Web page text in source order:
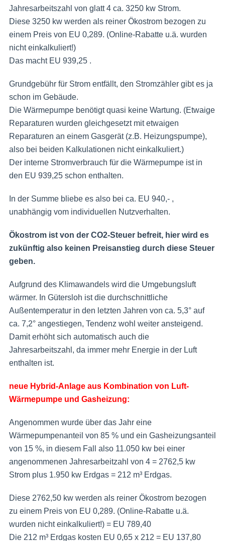
Jahresarbeitszahl von glatt 4 ca. 3250 kw Strom.
Diese 3250 kw werden als reiner Ökostrom bezogen zu
einem Preis von EU 0,289. (Online-Rabatte u.ä. wurden
nicht einkalkuliert!)
Das macht EU 939,25 .
Grundgebühr für Strom entfällt, den Stromzähler gibt es ja
schon im Gebäude.
Die Wärmepumpe benötigt quasi keine Wartung. (Etwaige
Reparaturen wurden gleichgesetzt mit etwaigen
Reparaturen an einem Gasgerät (z.B. Heizungspumpe),
also bei beiden Kalkulationen nicht einkalkuliert.)
Der interne Stromverbrauch für die Wärmepumpe ist in
den EU 939,25 schon enthalten.
In der Summe bliebe es also bei ca. EU 940,- ,
unabhängig vom individuellen Nutzverhalten.
Ökostrom ist von der CO2-Steuer befreit, hier wird es
zukünftig also keinen Preisanstieg durch diese Steuer
geben.
Aufgrund des Klimawandels wird die Umgebungsluft
wärmer. In Gütersloh ist die durchschnittliche
Außentemperatur in den letzten Jahren von ca. 5,3° auf
ca. 7,2° angestiegen, Tendenz wohl weiter ansteigend.
Damit erhöht sich automatisch auch die
Jahresarbeitszahl, da immer mehr Energie in der Luft
enthalten ist.
neue Hybrid-Anlage aus Kombination von Luft-
Wärmepumpe und Gasheizung:
Angenommen wurde über das Jahr eine
Wärmepumpenanteil von 85 % und ein Gasheizungsanteil
von 15 %, in diesem Fall also 11.050 kw bei einer
angenommenen Jahresarbeitzahl von 4 = 2762,5 kw
Strom plus 1.950 kw Erdgas = 212 m³ Erdgas.
Diese 2762,50 kw werden als reiner Ökostrom bezogen
zu einem Preis von EU 0,289. (Online-Rabatte u.ä.
wurden nicht einkalkuliert!) = EU 789,40
Die 212 m³ Erdgas kosten EU 0,65 x 212 = EU 137,80